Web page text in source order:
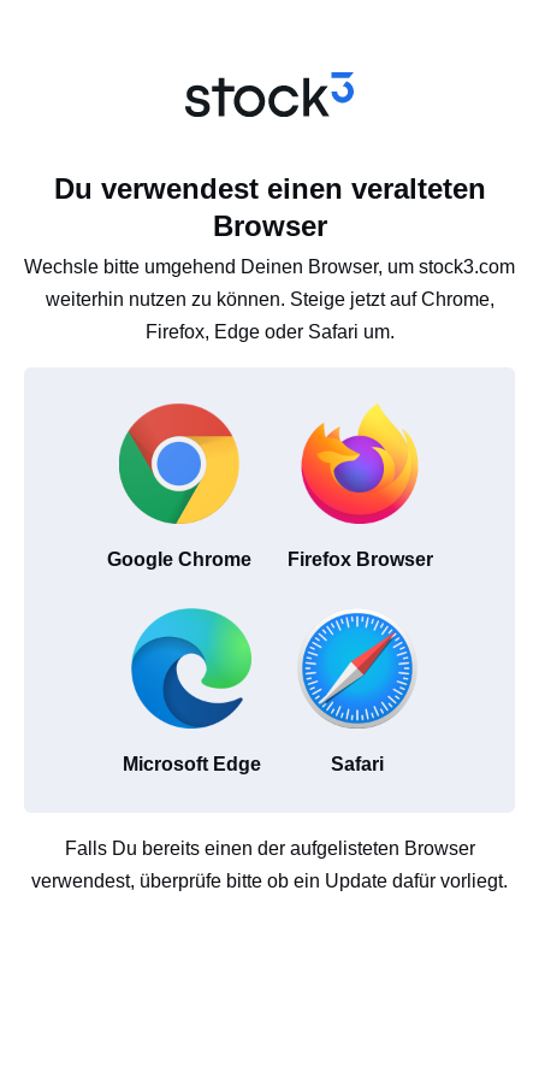
Du verwendest einen veralteten
Browser
Wechsle bitte umgehend Deinen Browser, um stock3.com
weiterhin nutzen zu können. Steige jetzt auf Chrome,
Firefox, Edge oder Safari um.
Google Chrome Firefox Browser
Microsoft Edge Safari
Falls Du bereits einen der aufgelisteten Browser
verwendest, überprüfe bitte ob ein Update dafür vorliegt.